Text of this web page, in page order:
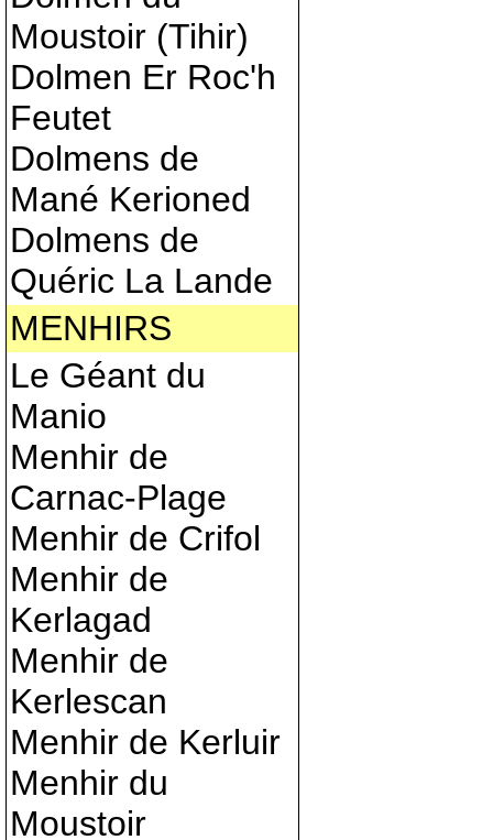
Moustoir (Tihir)
Dolmen Er Roc'h
Feutet
Dolmens de
Mané Kerioned
Dolmens de
Quéric La Lande
MENHIRS
Le Géant du
Manio
Menhir de
Carnac-Plage
Menhir de Crifol
Menhir de
Kerlagad
Menhir de
Kerlescan
Menhir de Kerluir
Menhir du
Moustoir